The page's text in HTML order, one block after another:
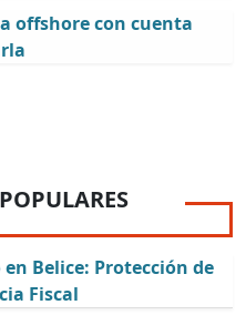
offshore con cuenta
Belice: Protección de
Fiscal